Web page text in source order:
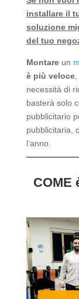
installare il
soluzione
del tuo
Montareun
è più veloce,
necessità di
basterà solo
pubblicitario
pubblicitaria,
l’anno.
COME